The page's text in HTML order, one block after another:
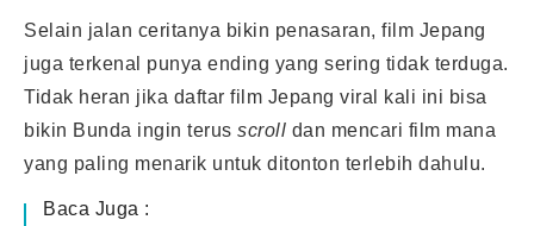
Selain jalan ceritanya bikin penasaran, film Jepang
juga terkenal punya ending yang sering tidak terduga.
Tidak heran jika daftar film Jepang viral kali ini bisa
bikin Bunda ingin terus scroll dan mencari film mana
yang paling menarik untuk ditonton terlebih dahulu.
Baca Juga :